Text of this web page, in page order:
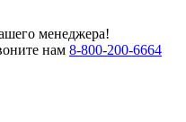
менеджера!
нам 8-800-200-6664